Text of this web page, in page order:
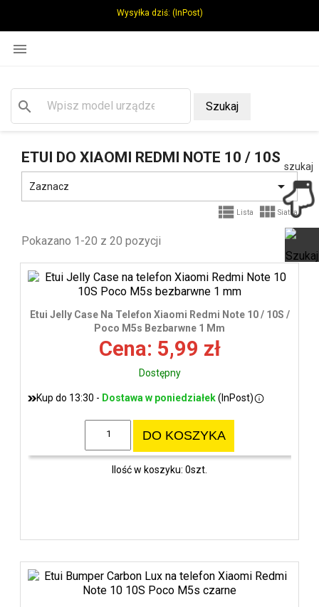
Wysyłka dziś: (InPost)

search Szukaj
ETUI DO XIAOMI REDMI NOTE 10 / 10S
Zaznacz 
 Lista  Siatka
Pokazano 1-20 z 20 pozycji
Etui Jelly Case Na Telefon Xiaomi Redmi Note 10 / 10S /
Poco M5s Bezbarwne 1 Mm
Cena: 5,99 zł
Dostępny
Kup do 13:30 - Dostawa w poniedziałek(InPost)
DO KOSZYKA
Ilość w koszyku: 0szt.
szukaj